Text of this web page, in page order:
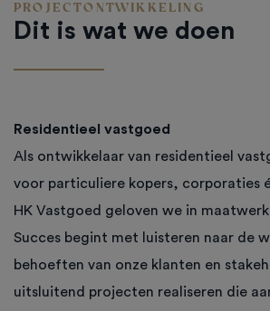
PROJECTONTWIKKELING
Dit is wat we doen
Residentieel vastgoed
Als ontwikkelaar van residentieel
voor particuliere kopers, corporaties
HK Vastgoed geloven we in
Succes begint met luisteren naar de
behoeften van onze klanten en
uitsluitend projecten realiseren die